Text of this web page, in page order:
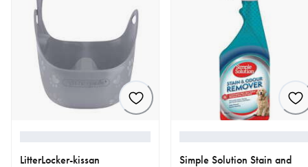
LitterLocker-kissan
Simple Solution Stain and